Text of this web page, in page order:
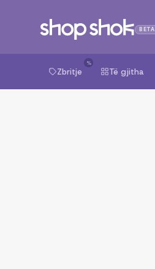
BETA
Zbritje
%
Të gjitha